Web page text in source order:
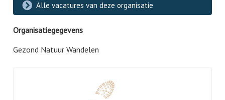
Alle vacatures van deze organisatie
Organisatiegegevens
Gezond Natuur Wandelen